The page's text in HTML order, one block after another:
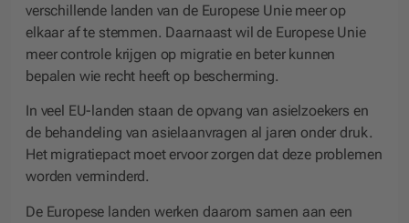
verschillende landen van de Europese Unie meer op
elkaar af te stemmen. Daarnaast wil de Europese Unie
meer controle krijgen op migratie en beter kunnen
bepalen wie recht heeft op bescherming.
In veel EU-landen staan de opvang van asielzoekers en
de behandeling van asielaanvragen al jaren onder druk.
Het migratiepact moet ervoor zorgen dat deze problemen
worden verminderd.
De Europese landen werken daarom samen aan een